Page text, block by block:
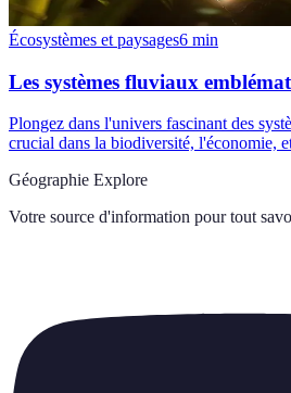
Écosystèmes et paysages6 min
Les systèmes fluviaux
Plongez dans l'univers fascinant des
crucial dans la biodiversité, l'économie,
Géographie Explore
Votre source d'information pour tout